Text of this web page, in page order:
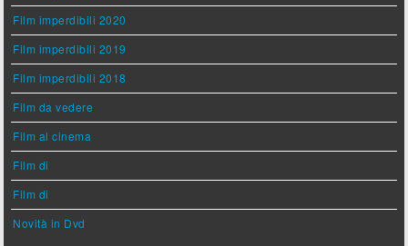
Film imperdibili 2020
Film imperdibili 2019
Film imperdibili 2018
Film da vedere
Film al cinema
Film di
Film di
Novità in Dvd